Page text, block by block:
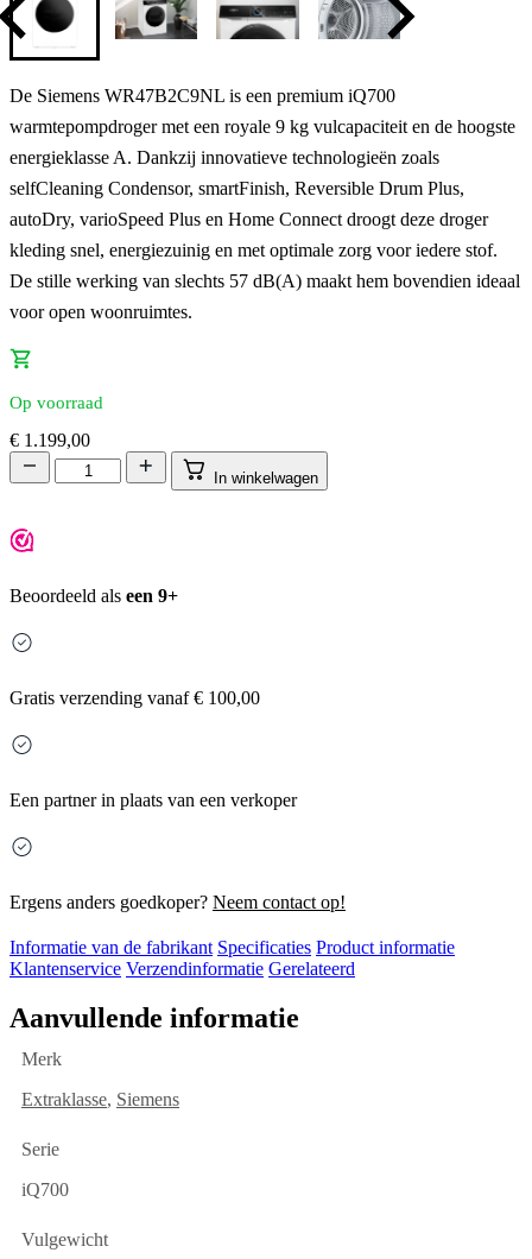
De Siemens WR47B2C9NL is een premium iQ700
warmtepompdrogermet een royale 9 kg vulcapaciteit en de hoogste
energieklasse A. Dankzij innovatieve technologieën zoals
selfCleaning Condensor, smartFinish, Reversible Drum Plus,
autoDry, varioSpeed Plus en Home Connect droogt deze droger
kleding snel, energiezuinig en met optimale zorg voor iedere stof.
De stille werking van slechts 57 dB(A) maakt hem bovendien ideaal
voor open woonruimtes.
Op voorraad
€ 1.199,00
In winkelwagen
Beoordeeld als een 9+
Gratis verzending vanaf € 100,00
Een partner in plaats van een verkoper
Ergens anders goedkoper? Neem contact op!
Informatie van de fabrikant Specificaties Product informatie
Klantenservice Verzendinformatie Gerelateerd
Aanvullende informatie
Merk
Extraklasse, Siemens
Serie
iQ700
Vulgewicht